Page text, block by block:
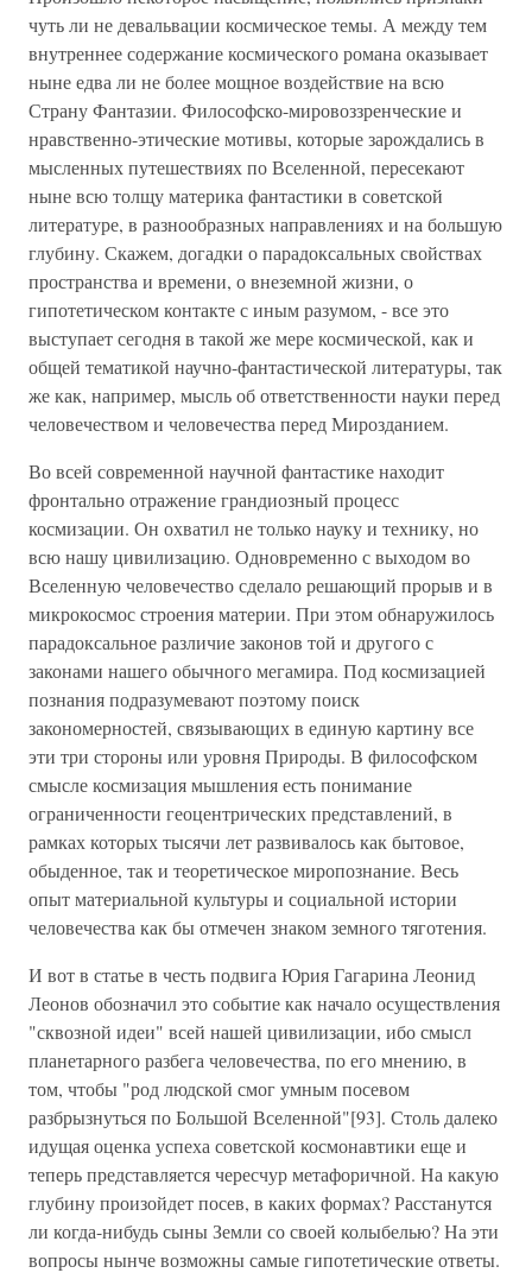
чуть ли не девальвации космическое темы. А между тем
внутреннее содержание космического романа оказывает
ныне едва ли не более мощное воздействие на всю
Страну Фантазии. Философско-мировоззренческие и
нравственно-этические мотивы, которые зарождались в
мысленных путешествиях по Вселенной, пересекают
ныне всю толщу материка фантастики в советской
литературе, в разнообразных направлениях и на большую
глубину. Скажем, догадки о парадоксальных свойствах
пространства и времени, о внеземной жизни, о
гипотетическом контакте с иным разумом, - все это
выступает сегодня в такой же мере космической, как и
общей тематикой научно-фантастической литературы, так
же как, например, мысль об ответственности науки перед
человечеством и человечества перед Мирозданием.
Во всей современной научной фантастике находит
фронтально отражение грандиозный процесс
космизации. Он охватил не только науку и технику, но
всю нашу цивилизацию. Одновременно с выходом во
Вселенную человечество сделало решающий прорыв и в
микрокосмос строения материи. При этом обнаружилось
парадоксальное различие законов той и другого с
законами нашего обычного мегамира. Под космизацией
познания подразумевают поэтому поиск
закономерностей, связывающих в единую картину все
эти три стороны или уровня Природы. В философском
смысле космизация мышления есть понимание
ограниченности геоцентрических представлений, в
рамках которых тысячи лет развивалось как бытовое,
обыденное, так и теоретическое миропознание. Весь
опыт материальной культуры и социальной истории
человечества как бы отмечен знаком земного тяготения.
И вот в статье в честь подвига Юрия Гагарина Леонид
Леонов обозначил это событие как начало осуществления
"сквозной идеи" всей нашей цивилизации, ибо смысл
планетарного разбега человечества, по его мнению, в
том, чтобы "род людской смог умным посевом
разбрызнуться по Большой Вселенной"[93]. Столь далеко
идущая оценка успеха советской космонавтики еще и
теперь представляется чересчур метафоричной. На какую
глубину произойдет посев, в каких формах? Расстанутся
ли когда-нибудь сыны Земли со своей колыбелью? На эти
вопросы нынче возможны самые гипотетические ответы.